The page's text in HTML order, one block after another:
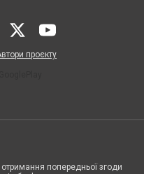
проєкту
попередньої згоди